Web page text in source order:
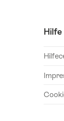
Hilfe